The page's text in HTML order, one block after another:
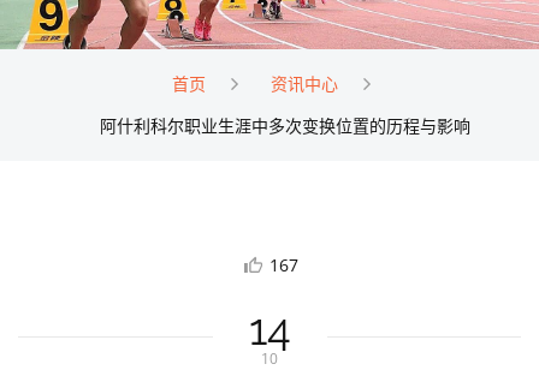
首页
资讯中心
阿什利科尔职业生涯中多次变换位置的历程与影响
167
14
10